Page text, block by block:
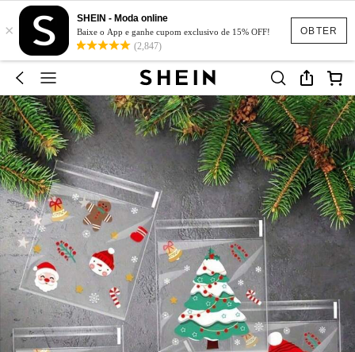
OBTER
×
SHEIN - Moda online
Baixe o App e ganhe cupom exclusivo de 15% OFF!
(2,847)